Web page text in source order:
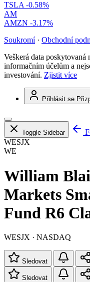
TSLA -0.58%
AM
AMZN -3.17%
Soukromí · Obchodní
Veškerá data
informačním účelům a
investování. Zjistit více
Přihlásit se
Toggle Sidebar
WESJX
WE
William
Markets
Fund R6
WESJX · NASDAQ
Sledovat
Sledovat